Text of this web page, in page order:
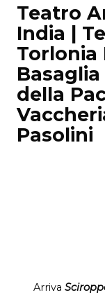
Teatro
India |
Torlonia
della
Pasolini
Arriva